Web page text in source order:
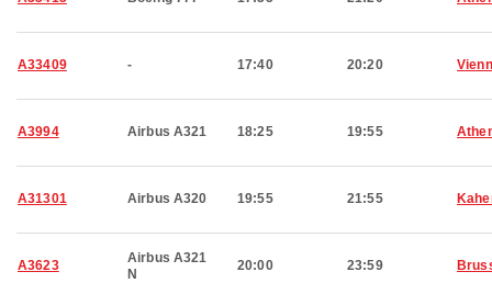
A33409 - 17:40 20:20
A3994 Airbus A321 18:25 19:55
A31301 Airbus A320 19:55 21:55
A3623
Airbus A321
N
20:00 23:59